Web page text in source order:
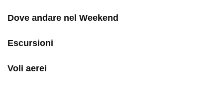
Dove andare nel Weekend
Escursioni
Voli aerei